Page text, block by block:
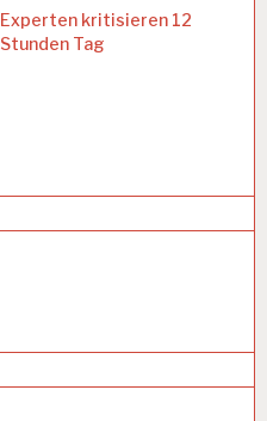
Experten kritisieren 12
Stunden Tag